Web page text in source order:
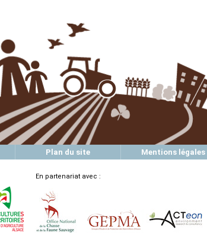
Plan du site Mentions légales
En partenariat avec :